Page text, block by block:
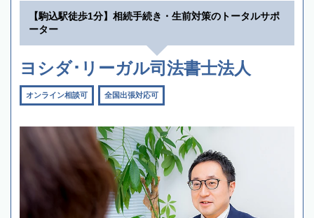
【駒込駅徒歩1分】相続手続き・生前対策のトータルサポ
ーター
ヨシダ･リーガル司法書士法人
オンライン相談可 全国出張対応可